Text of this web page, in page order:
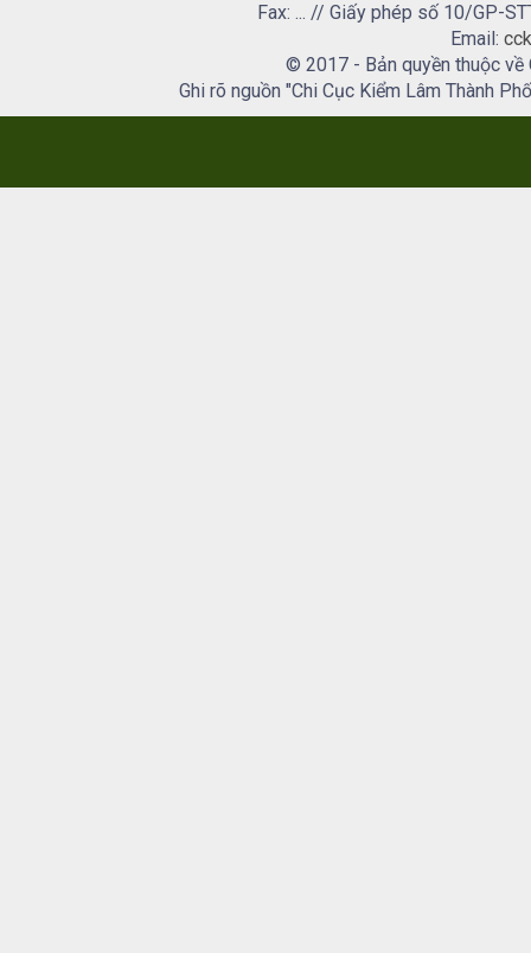
Fax: ... // Giấy phép số 10/GP-
Email:
© 2017 - Bản quyền thuộc về
Ghi rõ nguồn "Chi Cục Kiểm Lâm Thành